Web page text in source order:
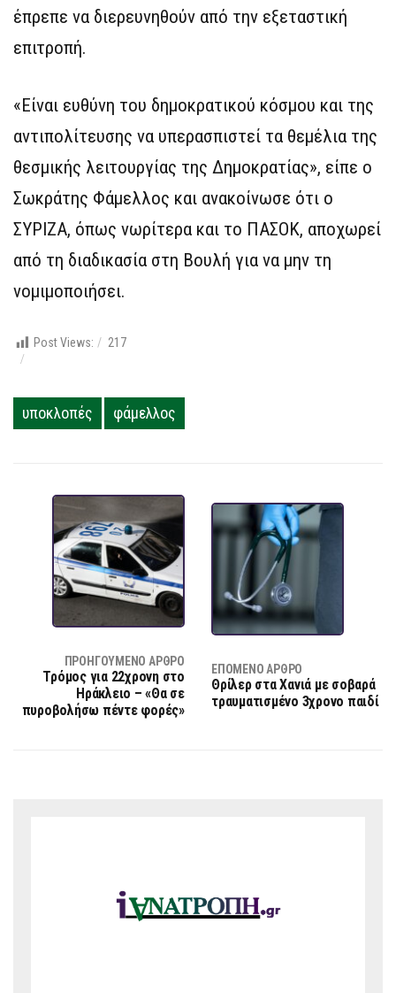
έπρεπε να διερευνηθούν από την εξεταστική
επιτροπή.
«Είναι ευθύνη του δημοκρατικού κόσμου και της
αντιπολίτευσης να υπερασπιστεί τα θεμέλια της
θεσμικής λειτουργίας της Δημοκρατίας», είπε ο
Σωκράτης Φάμελλος και ανακοίνωσε ότι ο
ΣΥΡΙΖΑ, όπως νωρίτερα και το ΠΑΣΟΚ, αποχωρεί
από τη διαδικασία στη Βουλή για να μην τη
νομιμοποιήσει.
Post Views: 217
υποκλοπές φάμελλος
ΠΡΟΗΓΟΎΜΕΝΟ ΆΡΘΡΟ
Τρόμος για 22χρονη στο
Ηράκλειο – «Θα σε
πυροβολήσω πέντε φορές»
ΕΠΌΜΕΝΟ ΆΡΘΡΟ
Θρίλερ στα Χανιά με σοβαρά
τραυματισμένο 3χρονο παιδί